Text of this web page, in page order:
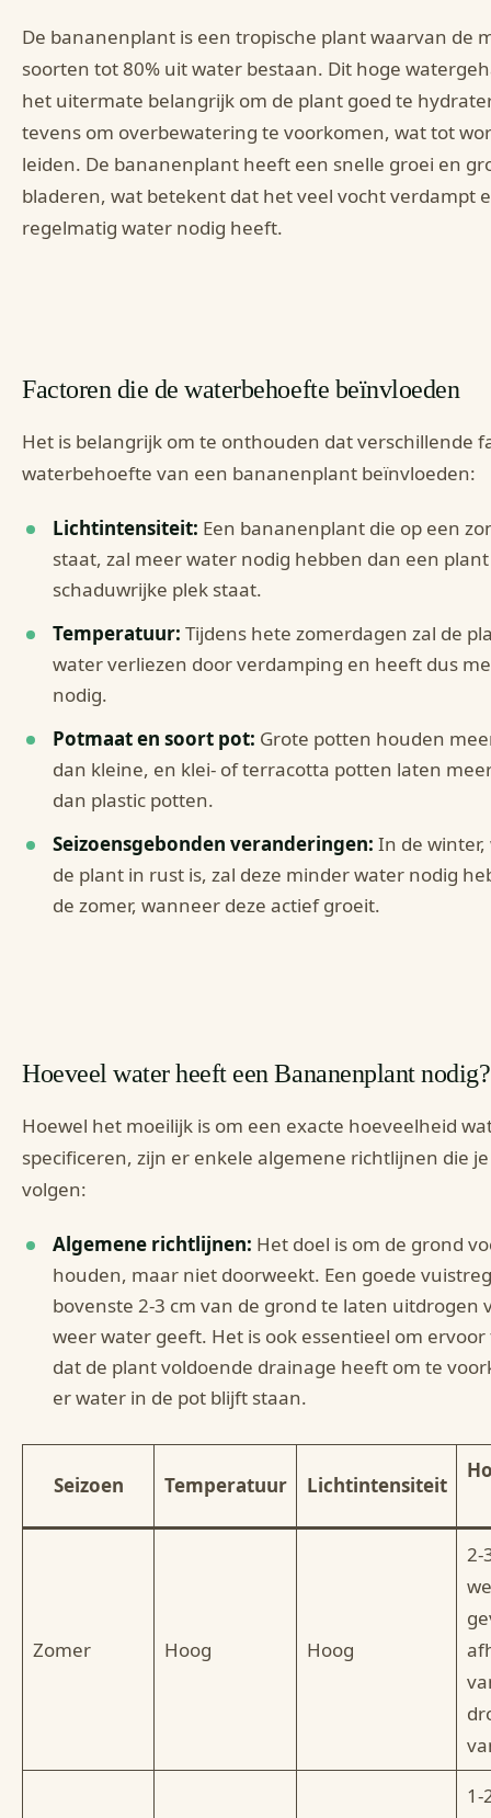
De bananenplant is een tropische plant waarvan de
soorten tot 80% uit water bestaan. Dit hoge
het uitermate belangrijk om de plant goed te
tevens om overbewatering te voorkomen, wat tot
leiden. De bananenplant heeft een snelle groei en
bladeren, wat betekent dat het veel vocht verdampt
regelmatig water nodig heeft.
Factoren die de waterbehoefte beïnvloeden
Het is belangrijk om te onthouden dat verschillende
waterbehoefte van een bananenplant beïnvloeden:
Lichtintensiteit: Een bananenplant die op een
staat, zal meer water nodig hebben dan een
schaduwrijke plek staat.
Temperatuur: Tijdens hete zomerdagen zal de
water verliezen door verdamping en heeft dus
nodig.
Potmaat en soort pot: Grote potten houden
dan kleine, en klei- of terracotta potten laten
dan plastic potten.
Seizoensgebonden veranderingen: In de
de plant in rust is, zal deze minder water nodig
de zomer, wanneer deze actief groeit.
Hoeveel water heeft een Bananenplant nodig?
Hoewel het moeilijk is om een exacte hoeveelheid
specificeren, zijn er enkele algemene richtlijnen die
volgen:
Algemene richtlijnen: Het doel is om de grond
houden, maar niet doorweekt. Een goede
bovenste 2-3 cm van de grond te laten uitdrogen
weer water geeft. Het is ook essentieel om
dat de plant voldoende drainage heeft om te
er water in de pot blijft staan.
Seizoen Temperatuur Lichtintensiteit
Zomer Hoog Hoog
2-
1-